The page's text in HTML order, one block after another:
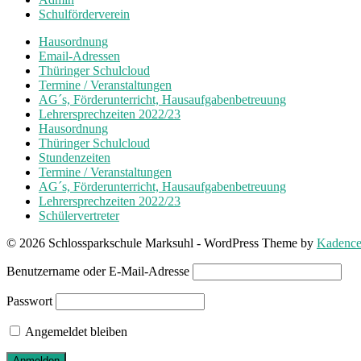
Schulförderverein
Hausordnung
Email-Adressen
Thüringer Schulcloud
Termine / Veranstaltungen
AG´s, Förderunterricht, Hausaufgabenbetreuung
Lehrersprechzeiten 2022/23
Hausordnung
Thüringer Schulcloud
Stundenzeiten
Termine / Veranstaltungen
AG´s, Förderunterricht, Hausaufgabenbetreuung
Lehrersprechzeiten 2022/23
Schülervertreter
© 2026 Schlossparkschule Marksuhl - WordPress Theme by
Benutzername oder E-Mail-Adresse
Passwort
Angemeldet bleiben